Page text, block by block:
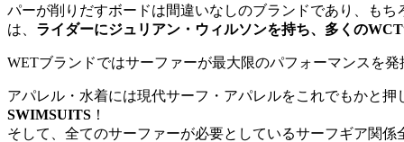
パーが削りだすボードは間違いなしのブランドであり、も
は、 ライダーにジュリアン・ウィルソンを持ち、多くの
WETブランドではサーファーが最大限のパフォーマンスを
アパレル・水着には現代サーフ・アパレルをこれでもかと押
SWIMSUITS ！
そして、全てのサーファーが必要としているサーフギア関係